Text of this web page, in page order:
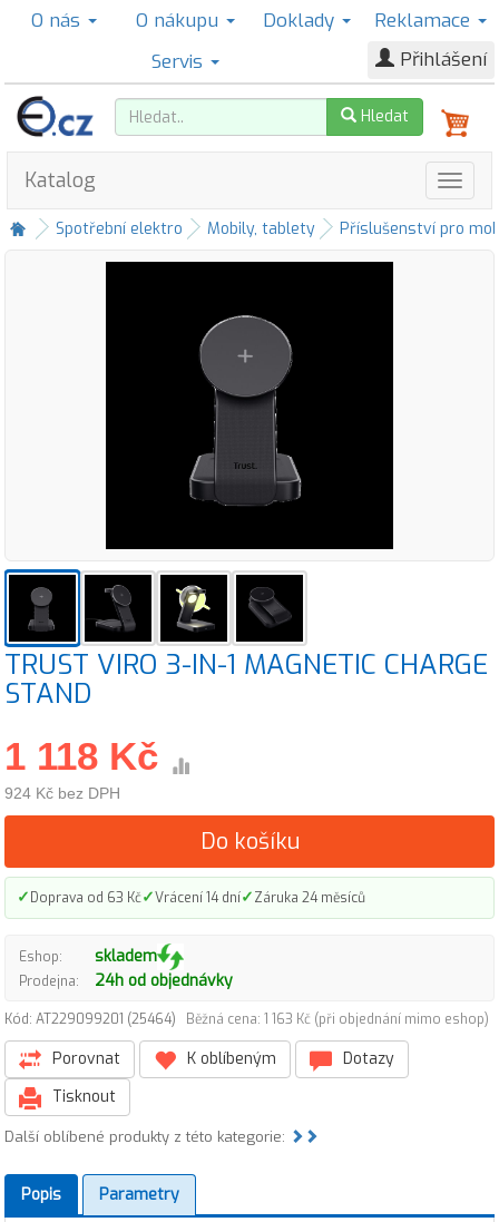
O nás O nákupu Doklady
Reklamace
Servis
Přihlášení
Hledat
Katalog
Spotřební elektro Mobily, tablety Příslušenství pro
TRUST VIRO 3-IN-1 MAGNETIC CHARGE
STAND
1 118 Kč
924 Kč bez DPH
Do košíku
✓Doprava od 63 Kč✓Vrácení 14 dní✓Záruka 24 měsíců
Eshop: skladem
Prodejna: 24h od objednávky
Kód: AT229099201 (25464) Běžná cena: 1 163 Kč (při objednání mimo eshop)
Porovnat K oblíbeným
Dotazy
Tisknout
Další oblíbené produkty z této kategorie:
Popis Parametry